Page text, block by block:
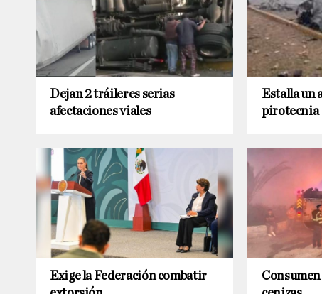
Dejan 2 tráileres serias
afectaciones viales
Estalla un
pirotecnia
Exige la Federación combatir